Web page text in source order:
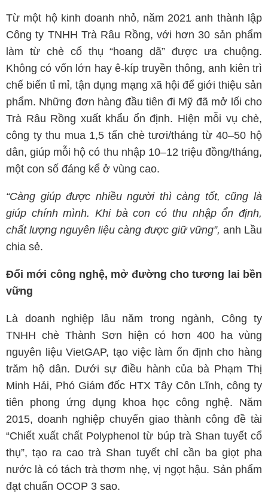
Từ một hộ kinh doanh nhỏ, năm 2021 anh thành lập
Công ty TNHH Trà Râu Rồng, với hơn 30 sản phẩm
làm từ chè cổ thụ “hoang dã” được ưa chuộng.
Không có vốn lớn hay ê-kíp truyền thông, anh kiên trì
chế biến tỉ mỉ, tận dụng mạng xã hội để giới thiệu sản
phẩm. Những đơn hàng đầu tiên đi Mỹ đã mở lối cho
Trà Râu Rồng xuất khẩu ổn định. Hiện mỗi vụ chè,
công ty thu mua 1,5 tấn chè tươi/tháng từ 40–50 hộ
dân, giúp mỗi hộ có thu nhập 10–12 triệu đồng/tháng,
một con số đáng kể ở vùng cao.
“Càng giúp được nhiều người thì càng tốt, cũng là
giúp chính mình. Khi bà con có thu nhập ổn định,
chất lượng nguyên liệu càng được giữ vững”, anh Lầu
chia sẻ.
Đổi mới công nghệ, mở đường cho tương lai bền
vững
Là doanh nghiệp lâu năm trong ngành, Công ty
TNHH chè Thành Sơn hiện có hơn 400 ha vùng
nguyên liệu VietGAP, tạo việc làm ổn định cho hàng
trăm hộ dân. Dưới sự điều hành của bà Phạm Thị
Minh Hải, Phó Giám đốc HTX Tây Côn Lĩnh, công ty
tiên phong ứng dụng khoa học công nghệ. Năm
2015, doanh nghiệp chuyển giao thành công đề tài
“Chiết xuất chất Polyphenol từ búp trà Shan tuyết cổ
thụ”, tạo ra cao trà Shan tuyết chỉ cần ba giọt pha
nước là có tách trà thơm nhẹ, vị ngọt hậu. Sản phẩm
đạt chuẩn OCOP 3 sao.